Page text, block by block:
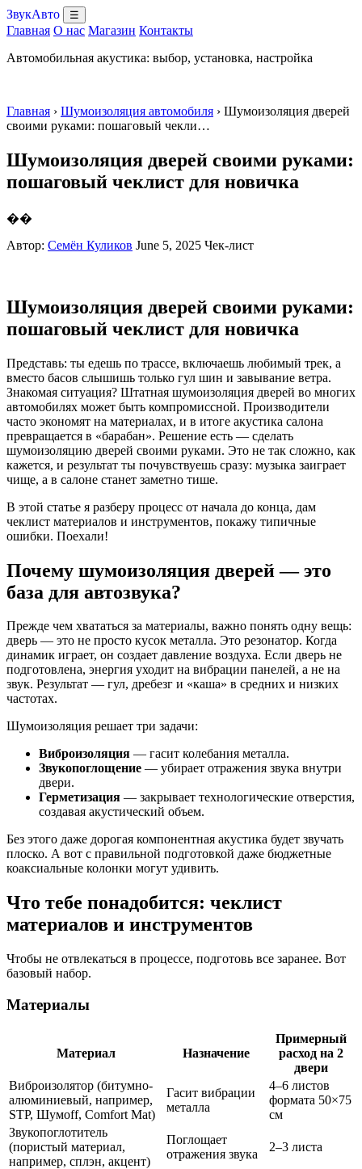
ЗвукАвто ☰
Главная О нас Магазин Контакты
Автомобильная акустика: выбор, установка, настройка
Главная › Шумоизоляция автомобиля › Шумоизоляция дверей
своими руками: пошаговый чекли…
Шумоизоляция дверей своими руками:
пошаговый чеклист для новичка
��
Автор: Семён Куликов June 5, 2025 Чек-лист
Шумоизоляция дверей своими руками:
пошаговый чеклист для новичка
Представь: ты едешь по трассе, включаешь любимый трек, а
вместо басов слышишь только гул шин и завывание ветра.
Знакомая ситуация? Штатная шумоизоляция дверей во многих
автомобилях может быть компромиссной. Производители
часто экономят на материалах, и в итоге акустика салона
превращается в «барабан». Решение есть — сделать
шумоизоляцию дверей своими руками. Это не так сложно, как
кажется, и результат ты почувствуешь сразу: музыка заиграет
чище, а в салоне станет заметно тише.
В этой статье я разберу процесс от начала до конца, дам
чеклист материалов и инструментов, покажу типичные
ошибки. Поехали!
Почему шумоизоляция дверей — это
база для автозвука?
Прежде чем хвататься за материалы, важно понять одну вещь:
дверь — это не просто кусок металла. Это резонатор. Когда
динамик играет, он создает давление воздуха. Если дверь не
подготовлена, энергия уходит на вибрации панелей, а не на
звук. Результат — гул, дребезг и «каша» в средних и низких
частотах.
Шумоизоляция решает три задачи:
Виброизоляция — гасит колебания металла.
Звукопоглощение — убирает отражения звука внутри
двери.
Герметизация — закрывает технологические отверстия,
создавая акустический объем.
Без этого даже дорогая компонентная акустика будет звучать
плоско. А вот с правильной подготовкой даже бюджетные
коаксиальные колонки могут удивить.
Что тебе понадобится: чеклист
материалов и инструментов
Чтобы не отвлекаться в процессе, подготовь все заранее. Вот
базовый набор.
Материалы
Материал Назначение
Примерный
расход на 2
двери
Виброизолятор (битумно-
алюминиевый, например,
STP, Шумоff, Comfort Mat)
Гасит вибрации
металла
4–6 листов
формата 50×75
см
Звукопоглотитель
(пористый материал,
например, сплэн, акцент)
Поглощает
отражения звука
2–3 листа